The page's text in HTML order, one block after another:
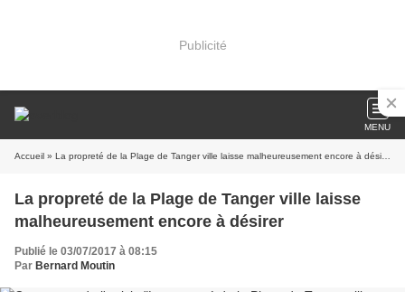
Publicité
MENU
Accueil » La propreté de la Plage de Tanger ville laisse malheureusement encore à désirer
La propreté de la Plage de Tanger ville laisse
malheureusement encore à désirer
Publié le 03/07/2017 à 08:15
Par Bernard Moutin